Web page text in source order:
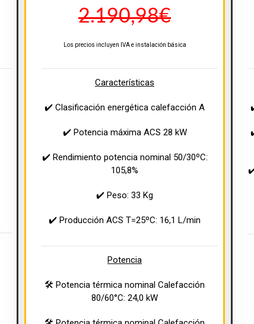
2.190,98€
Los precios incluyen IVA e instalación básica
Características
✔️ Clasificación energética calefacción A
✔️ Potencia máxima ACS 28 kW
✔️ Rendimiento potencia nominal 50/30ºC:
105,8%
✔️ Peso: 33 Kg
✔️ Producción ACS T=25ºC: 16,1 L/min
Potencia
🛠 Potencia térmica nominal Calefacción
80/60°C: 24,0 kW